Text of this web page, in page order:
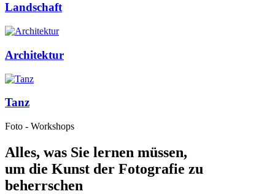
Landschaft
Architektur
Tanz
Foto - Workshops
Alles, was Sie lernen müssen,
um die Kunst der Fotografie zu
beherrschen